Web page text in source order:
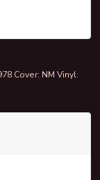
Cover: NM Vinyl: